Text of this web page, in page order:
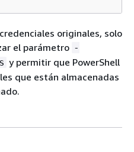
originales, solo
el parámetro -
y permitir que PowerShell
que están almacenadas